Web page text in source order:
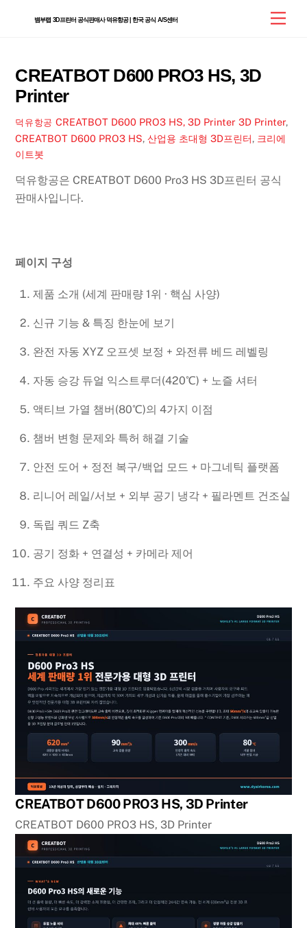
뱀부랩 3D프린터 공식판매사 덕유항공 | 한국 공식 A/S센터
CREATBOT D600 PRO3 HS, 3D
Printer
덕유항공 CREATBOT D600 PRO3 HS, 3D Printer 3D Printer,
CREATBOT D600 PRO3 HS,산업용 초대형 3D프린터, 크리에
이트봇
덕유항공은 CREATBOT D600 Pro3 HS 3D프린터 공식
판매사입니다.
페이지 구성
제품 소개 (세계 판매량 1위 · 핵심 사양)
신규 기능 & 특징 한눈에 보기
완전 자동 XYZ 오프셋 보정 + 와전류 베드 레벨링
자동 승강 듀얼 익스트루더(420℃) + 노즐 셔터
액티브 가열 챔버(80℃)의 4가지 이점
챔버 변형 문제와 특허 해결 기술
안전 도어 + 정전 복구/백업 모드 + 마그네틱 플랫폼
리니어 레일/서보 + 외부 공기 냉각 + 필라멘트 건조실
독립 쿼드 Z축
공기 정화 + 연결성 + 카메라 제어
주요 사양 정리표
CREATBOT D600 PRO3 HS, 3D Printer
CREATBOT D600 PRO3 HS, 3D Printer